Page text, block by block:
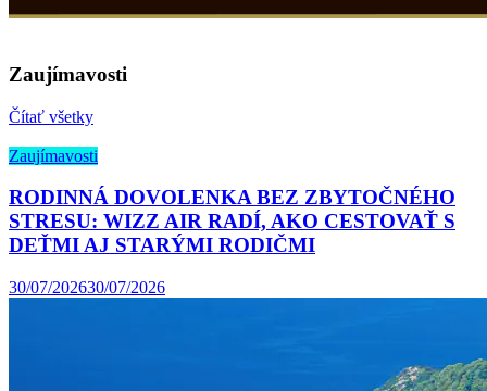
Zaujímavosti
Čítať všetky
Zaujímavosti
RODINNÁ DOVOLENKA BEZ ZBYTOČNÉHO
STRESU: WIZZ AIR RADÍ, AKO CESTOVAŤ S
DEŤMI AJ STARÝMI RODIČMI
30/07/202630/07/2026